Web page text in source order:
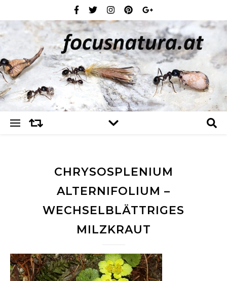
CHRYSOSPLENIUM
ALTERNIFOLIUM –
WECHSELBLÄTTRIGES
MILZKRAUT